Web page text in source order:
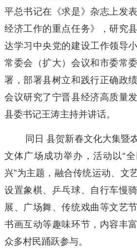
平总书记在《求是》杂志上发
经济工作的重点任务》，研究
达学习中央党的建设工作领导
常委会（扩大）会议和市委常
署，部署县树立和践行正确政
会议研究了宁晋县经济高质量
县委书记王涛主持并讲话。
同日 县贺新春文化大集暨
文体广场成功举办， 活动以“
兴”为主题，融合传统运动、文
设置象棋、乒乓球、自行车慢
展、广场舞、传统戏曲等文艺
书画互动等趣味环节，内容丰
众多村民踊跃参与。